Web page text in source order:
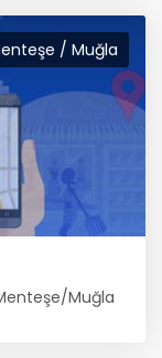
/ Muğla
Muğla